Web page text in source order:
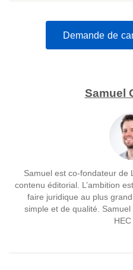
Demande de
Samuel
Samuel est co-fondateur de
contenu éditorial. L’ambition
faire juridique au plus
simple et de qualité.